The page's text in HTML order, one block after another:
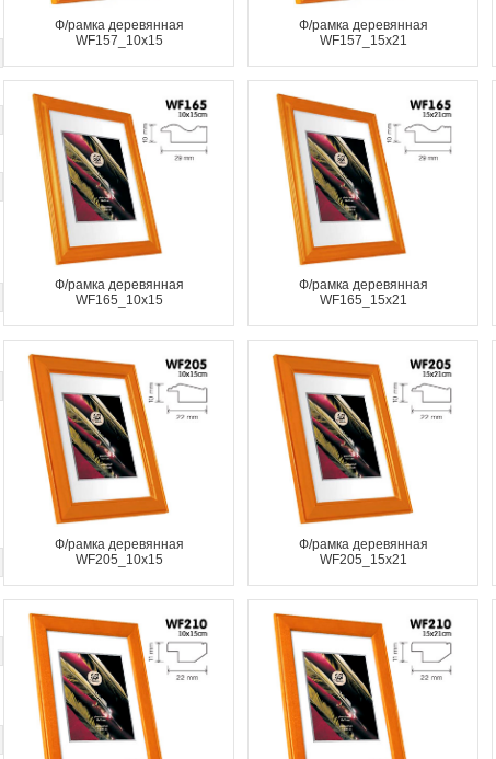
Ф/рамка деревянная
WF157_10x15
Ф/рамка деревянная
WF157_15x21
Ф/рамка деревянная
WF165_10x15
Ф/рамка деревянная
WF165_15x21
Ф/рамка деревянная
WF205_10x15
Ф/рамка деревянная
WF205_15x21